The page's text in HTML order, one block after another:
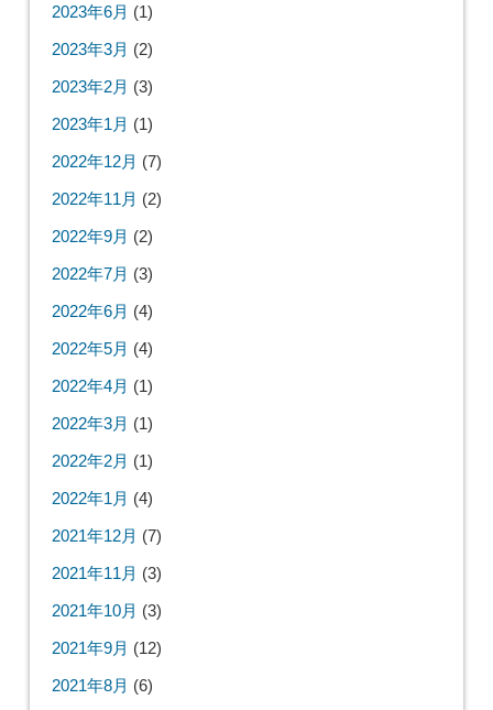
2023年6月 (1)
2023年3月 (2)
2023年2月 (3)
2023年1月 (1)
2022年12月 (7)
2022年11月 (2)
2022年9月 (2)
2022年7月 (3)
2022年6月 (4)
2022年5月 (4)
2022年4月 (1)
2022年3月 (1)
2022年2月 (1)
2022年1月 (4)
2021年12月 (7)
2021年11月 (3)
2021年10月 (3)
2021年9月 (12)
2021年8月 (6)